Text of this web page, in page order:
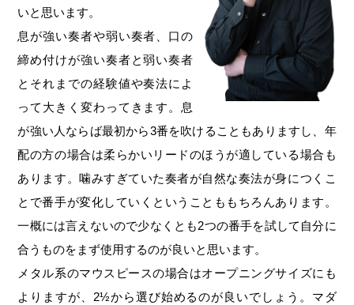
いと思います。
息が強い奏者や弱い奏者、口の
締め付けが強い奏者と弱い奏者
とそれまでの経験値や奏法によ
って大きく変わってきます。息
が強い人ならば最初から3番を吹けることもありますし、年
配の方の場合は柔らかいリードのほうが適している場合も
あります。噛みすぎていた奏者が自然な奏法が身につくこ
とで番手が変化していくということももちろんあります。
一概には言えないので少なくとも2つの番手を試して自分に
合うものをまず使用するのが良いと思います。
メタル系のマウスピースの場合はオープニングサイズにも
よりますが、2½から選び始めるのが良いでしょう。マダ